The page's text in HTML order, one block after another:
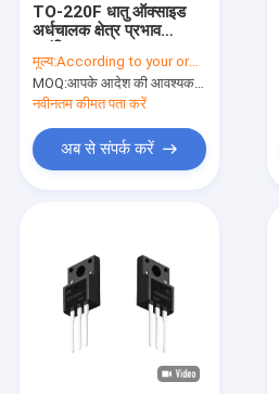
TO-220F धातु ऑक्साइड
अर्धचालक क्षेत्र प्रभाव
274mΩ
मूल्य:According to your order requirement
MOQ:आपके आदेश की आवश्यकता के अनुसार
नवीनतम कीमत पता करें
अब से संपर्क करें